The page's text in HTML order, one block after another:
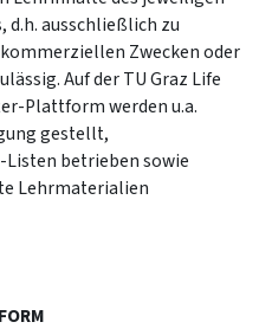
ausschließlich zu
Zwecken oder
Auf der TU Graz Life
Plattform werden u.a.
gestellt,
Listen betrieben sowie
Lehrmaterialien